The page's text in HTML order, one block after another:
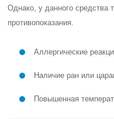
Однако, у данного
противопоказания.
Аллергические
Наличие ран или
Повышенная